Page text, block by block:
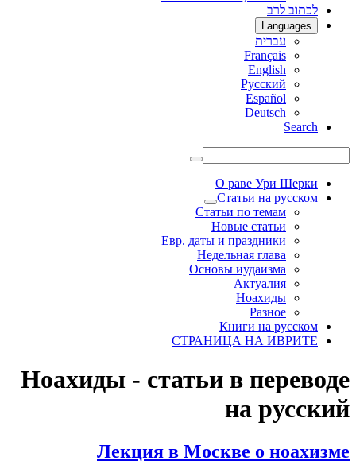
לכתוב לרב
Languages
עברית
Français
English
Русский
Español
Deutsch
Search
О раве Ури Шерки
Статьи на русском
Статьи по темам
Новые статьи
Евр. даты и праздники
Недельная глава
Основы иудаизма
Актуалия
Ноахиды
Разное
Книги на русском
СТРАНИЦА НА ИВРИТЕ
Ноахиды - статьи в переводе
на русский
Лекция в Москве о ноахизме